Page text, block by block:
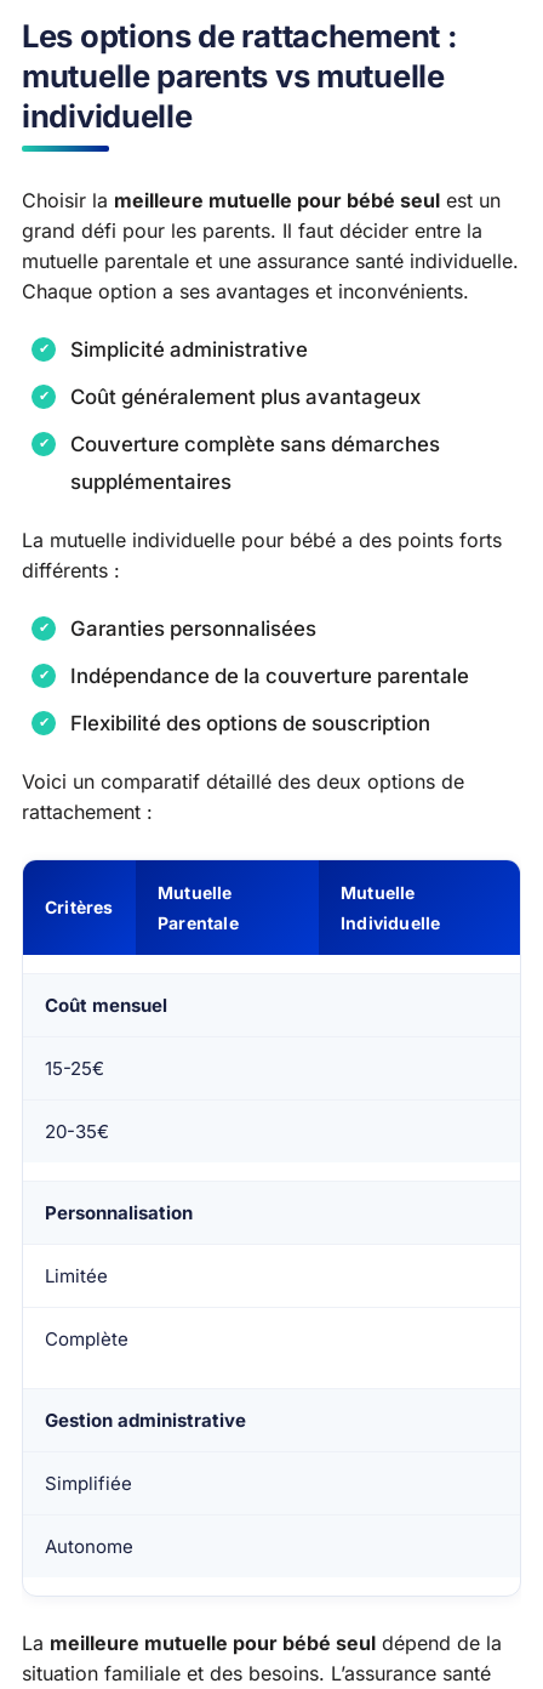
Les options de rattachement :
mutuelle parents vs mutuelle
individuelle
Choisir la meilleure mutuelle pour bébé seul est un
grand défi pour les parents. Il faut décider entre la
mutuelle parentale et une assurance santé individuelle.
Chaque option a ses avantages et inconvénients.
Simplicité administrative
Coût généralement plus avantageux
Couverture complète sans démarches
supplémentaires
La mutuelle individuelle pour bébé a des points forts
différents :
Garanties personnalisées
Indépendance de la couverture parentale
Flexibilité des options de souscription
Voici un comparatif détaillé des deux options de
rattachement :
Critères
Mutuelle
Parentale
Mutuelle
Individuelle
Coût mensuel
15-25€
20-35€
Personnalisation
Limitée
Complète
Gestion administrative
Simplifiée
Autonome
La meilleure mutuelle pour bébé seul dépend de la
situation familiale et des besoins. L’assurance santé